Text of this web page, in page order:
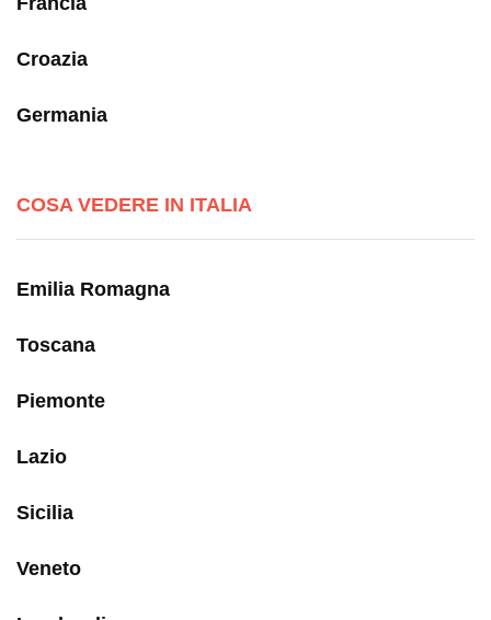
Croazia
Germania
COSA VEDERE IN ITALIA
Emilia Romagna
Toscana
Piemonte
Lazio
Sicilia
Veneto